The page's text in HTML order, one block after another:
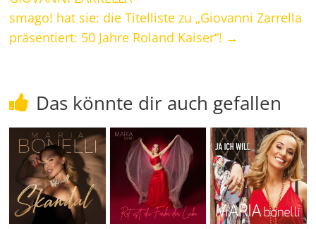
smago! hat sie: die Titelliste zu „Giovanni Zarrella
präsentiert: 50 Jahre Roland Kaiser“! →
Das könnte dir auch gefallen